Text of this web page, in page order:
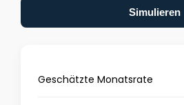
Simulieren
Geschätzte Monatsrate